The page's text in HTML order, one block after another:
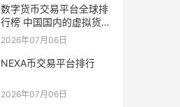
数字货币交易平台全球排
行榜 中国国内的虚拟货币
交易平台
2026年07月06日
NEXA币交易平台排行
2026年07月06日